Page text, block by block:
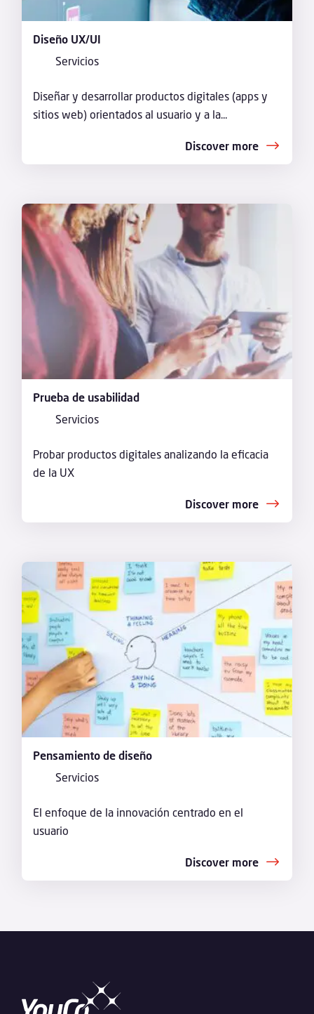
Diseño UX/UI
Servicios
Diseñar y desarrollar productos digitales (apps y
sitios web) orientados al usuario y a la...
Discover more
Prueba de usabilidad
Servicios
Probar productos digitales analizando la eficacia
de la UX
Discover more
Pensamiento de diseño
Servicios
El enfoque de la innovación centrado en el
usuario
Discover more